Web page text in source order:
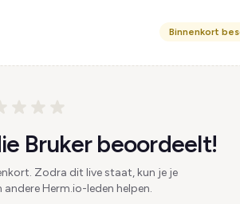
Binnenkort
Bruker beoordeelt!
Zodra dit live staat, kun je je
andere Herm.io-leden helpen.